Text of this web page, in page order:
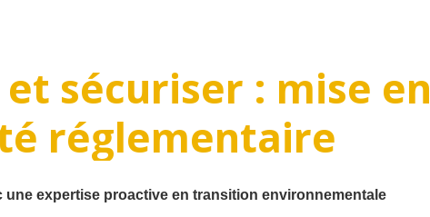
et sécuriser : mise en
réglementaire
une expertise proactive en transitionenvironnementale